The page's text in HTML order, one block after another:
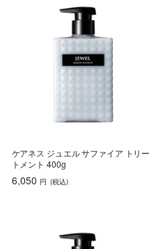
ケアネス ジュエル サファイア トリー
トメント 400g
6,050 円 (税込)